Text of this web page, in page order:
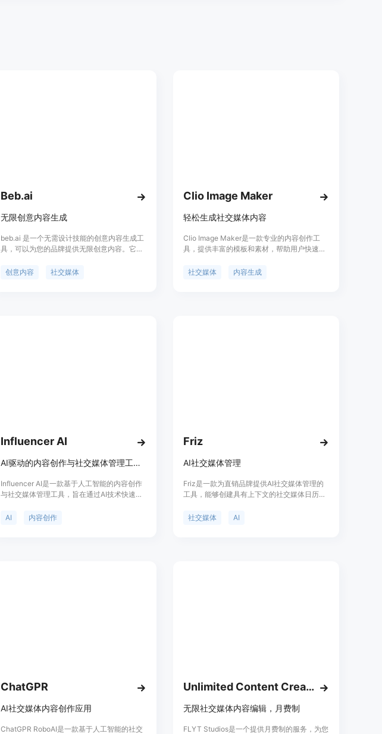
Beb.ai
无限创意内容生成
beb.ai 是一个无需设计技能的创意内容生成工
具，可以为您的品牌提供无限创意内容。它可
广告、营销活动、动态营销材料、节日贺卡
创意内容 社交媒体
Clio Image Maker
轻松生成社交媒体内容
Clio Image Maker是一款专业的内容创作工
具，提供丰富的模板和素材，帮助用户快速生
能，轻松实现内容创作。
社交媒体 内容生成
Influencer AI
AI驱动的内容创作与社交媒体管理工具，快速生成高转化率的UGC广告。
Influencer AI是一款基于人工智能的内容创作
与社交媒体管理工具，旨在通过AI技术快速生
时间和成本，同时提高广告的转化率。该产品
AI 内容创作
Friz
AI社交媒体管理
Friz是一款为直销品牌提供AI社交媒体管理的
工具，能够创建具有上下文的社交媒体日历和
文、头脑风暴和编辑内容+广告、发布和日历
社交媒体 AI
ChatGPR
AI社交媒体内容创作应用
ChatGPR RoboAI是一款基于人工智能的社交
Unlimited Content Creation
无限社交媒体内容编辑，月费制
FLYT Studios是一个提供月费制的服务，为您